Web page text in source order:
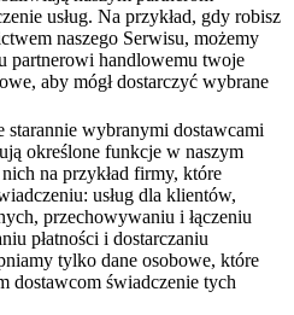
usług. Na przykład, gdy robisz
naszego Serwisu, możemy
partnerowi handlowemu twoje
aby mógł dostarczyć wybrane
starannie wybranymi dostawcami
określone funkcje w naszym
na przykład firmy, które
usług dla klientów,
przechowywaniu i łączeniu
płatności i dostarczaniu
tylko dane osobowe, które
dostawcom świadczenie tych